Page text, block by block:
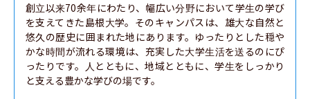
創立以来70余年にわたり、幅広い分野において学生の学び
を支えてきた島根大学。そのキャンパスは、雄大な自然と
悠久の歴史に囲まれた地にあります。ゆったりとした穏や
かな時間が流れる環境は、充実した大学生活を送るのにぴ
ったりです。人とともに、地域とともに、学生をしっかり
と支える豊かな学びの場です。